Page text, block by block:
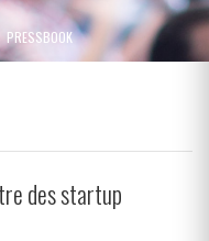
PRESSBOOK
des startup